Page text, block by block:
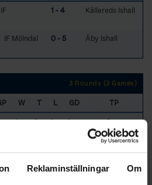
Reklaminställningar Om
1 - 4 Kållereds Ishall
IF Mölndal
0 - 5 Åby Ishall
3 Rounds (3 Games)
W T L GD
TP
1 0 1 4 3
-2